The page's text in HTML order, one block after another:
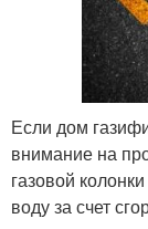
Если дом
внимание на
газовой
воду за счет